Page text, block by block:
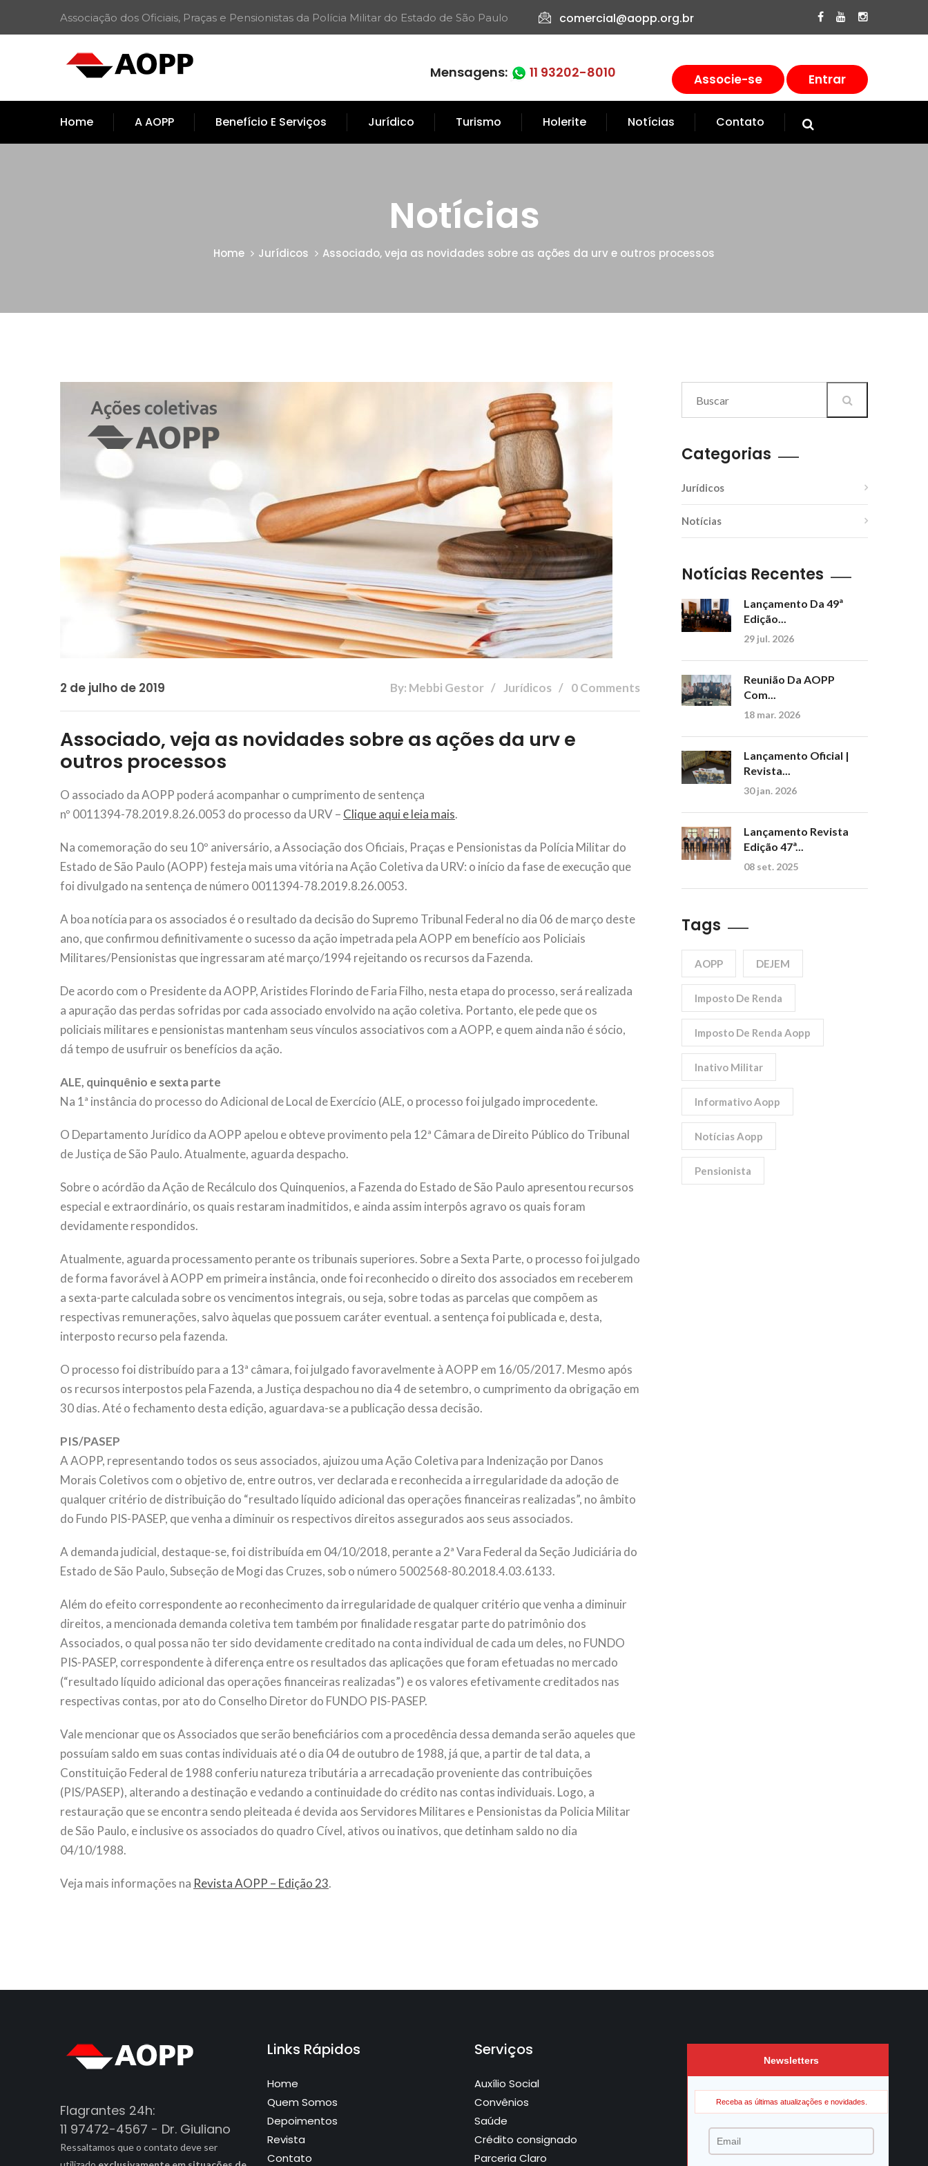
Associação dos Oficiais, Praças e Pensionistas da Polícia Militar do Estado de São Paulo​ comercial@aopp.org.br
Mensagens: 11 93202-8010 Associe-se Entrar
Home A AOPP Benefício E Serviços Jurídico Turismo Holerite Notícias Contato
Notícias
Home Jurídicos Associado, veja as novidades sobre as ações da urv e outros processos
2 de julho de 2019 By: Mebbi Gestor Jurídicos 0 Comments
Associado, veja as novidades sobre as ações da urv e
outros processos
O associado da AOPP poderá acompanhar o cumprimento de sentença
nº 0011394-78.2019.8.26.0053 do processo da URV – Clique aqui e leia mais.
Na comemoração do seu 10º aniversário, a Associação dos Oficiais, Praças e Pensionistas da Polícia Militar do
Estado de São Paulo (AOPP) festeja mais uma vitória na Ação Coletiva da URV: o início da fase de execução que
foi divulgado na sentença de número 0011394-78.2019.8.26.0053.
A boa notícia para os associados é o resultado da decisão do Supremo Tribunal Federal no dia 06 de março deste
ano, que confirmou definitivamente o sucesso da ação impetrada pela AOPP em benefício aos Policiais
Militares/Pensionistas que ingressaram até março/1994 rejeitando os recursos da Fazenda.
De acordo com o Presidente da AOPP, Aristides Florindo de Faria Filho, nesta etapa do processo, será realizada
a apuração das perdas sofridas por cada associado envolvido na ação coletiva. Portanto, ele pede que os
policiais militares e pensionistas mantenham seus vínculos associativos com a AOPP, e quem ainda não é sócio,
dá tempo de usufruir os benefícios da ação.
ALE, quinquênio e sexta parte
Na 1ª instância do processo do Adicional de Local de Exercício (ALE, o processo foi julgado improcedente.
O Departamento Jurídico da AOPP apelou e obteve provimento pela 12ª Câmara de Direito Público do Tribunal
de Justiça de São Paulo. Atualmente, aguarda despacho.
Sobre o acórdão da Ação de Recálculo dos Quinquenios, a Fazenda do Estado de São Paulo apresentou recursos
especial e extraordinário, os quais restaram inadmitidos, e ainda assim interpôs agravo os quais foram
devidamente respondidos.
Atualmente, aguarda processamento perante os tribunais superiores. Sobre a Sexta Parte, o processo foi julgado
de forma favorável à AOPP em primeira instância, onde foi reconhecido o direito dos associados em receberem
a sexta-parte calculada sobre os vencimentos integrais, ou seja, sobre todas as parcelas que compõem as
respectivas remunerações, salvo àquelas que possuem caráter eventual. a sentença foi publicada e, desta,
interposto recurso pela fazenda.
O processo foi distribuído para a 13ª câmara, foi julgado favoravelmente à AOPP em 16/05/2017. Mesmo após
os recursos interpostos pela Fazenda, a Justiça despachou no dia 4 de setembro, o cumprimento da obrigação em
30 dias. Até o fechamento desta edição, aguardava-se a publicação dessa decisão.
PIS/PASEP
A AOPP, representando todos os seus associados, ajuizou uma Ação Coletiva para Indenização por Danos
Morais Coletivos com o objetivo de, entre outros, ver declarada e reconhecida a irregularidade da adoção de
qualquer critério de distribuição do “resultado líquido adicional das operações financeiras realizadas”, no âmbito
do Fundo PIS-PASEP, que venha a diminuir os respectivos direitos assegurados aos seus associados.
A demanda judicial, destaque-se, foi distribuída em 04/10/2018, perante a 2ª Vara Federal da Seção Judiciária do
Estado de São Paulo, Subseção de Mogi das Cruzes, sob o número 5002568-80.2018.4.03.6133.
Além do efeito correspondente ao reconhecimento da irregularidade de qualquer critério que venha a diminuir
direitos, a mencionada demanda coletiva tem também por finalidade resgatar parte do patrimônio dos
Associados, o qual possa não ter sido devidamente creditado na conta individual de cada um deles, no FUNDO
PIS-PASEP, correspondente à diferença entre os resultados das aplicações que foram efetuadas no mercado
(“resultado líquido adicional das operações financeiras realizadas”) e os valores efetivamente creditados nas
respectivas contas, por ato do Conselho Diretor do FUNDO PIS-PASEP.
Vale mencionar que os Associados que serão beneficiários com a procedência dessa demanda serão aqueles que
possuíam saldo em suas contas individuais até o dia 04 de outubro de 1988, já que, a partir de tal data, a
Constituição Federal de 1988 conferiu natureza tributária a arrecadação proveniente das contribuições
(PIS/PASEP), alterando a destinação e vedando a continuidade do crédito nas contas individuais. Logo, a
restauração que se encontra sendo pleiteada é devida aos Servidores Militares e Pensionistas da Policia Militar
de São Paulo, e inclusive os associados do quadro Cível, ativos ou inativos, que detinham saldo no dia
04/10/1988.
Veja mais informações na Revista AOPP – Edição 23.
Categorias
Jurídicos
Notícias
Notícias Recentes
Lançamento Da 49ª
Edição...
29 jul. 2026
Reunião Da AOPP
Com...
18 mar. 2026
Lançamento Oficial |
Revista...
30 jan. 2026
Lançamento Revista
Edição 47ª...
08 set. 2025
Tags
AOPP DEJEM
Imposto De Renda
Imposto De Renda Aopp
Inativo Militar
Informativo Aopp
Notícias Aopp
Pensionista
Flagrantes 24h:
11 97472-4567 - Dr. Giuliano
Ressaltamos que o contato deve ser
Links Rápidos
Home
Quem Somos
Depoimentos
Revista
Contato
Serviços
Auxílio Social
Convênios
Saúde
Crédito consignado
Parceria Claro